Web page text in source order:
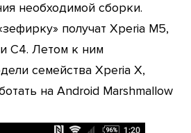
необходимой сборки.
получат Xperia M5,
C4. Летом к ним
семейства Xperia X,
на Android Marshmallow